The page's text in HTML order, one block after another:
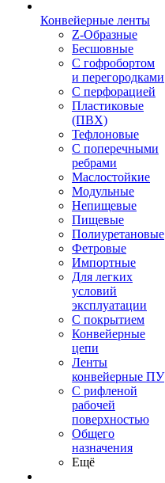
Конвейерные ленты
Z-Образные
Бесшовные
С гофробортом
и перегородками
С перфорацией
Пластиковые
(ПВХ)
Тефлоновые
С поперечными
ребрами
Маслостойкие
Модульные
Непищевые
Пищевые
Полиуретановые
Фетровые
Импортные
Для легких
условий
эксплуатации
С покрытием
Конвейерные
цепи
Ленты
конвейерные ПУ
С рифленой
рабочей
поверхностью
Общего
назначения
Ещё